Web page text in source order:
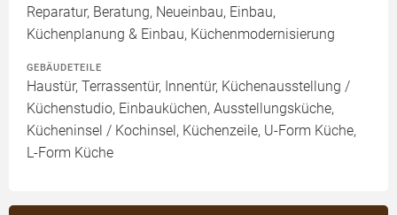
Reparatur, Beratung, Neueinbau, Einbau,
Küchenplanung & Einbau, Küchenmodernisierung
GEBÄUDETEILE
Haustür, Terrassentür, Innentür, Küchenausstellung /
Küchenstudio, Einbauküchen, Ausstellungsküche,
Kücheninsel / Kochinsel, Küchenzeile, U-Form Küche,
L-Form Küche